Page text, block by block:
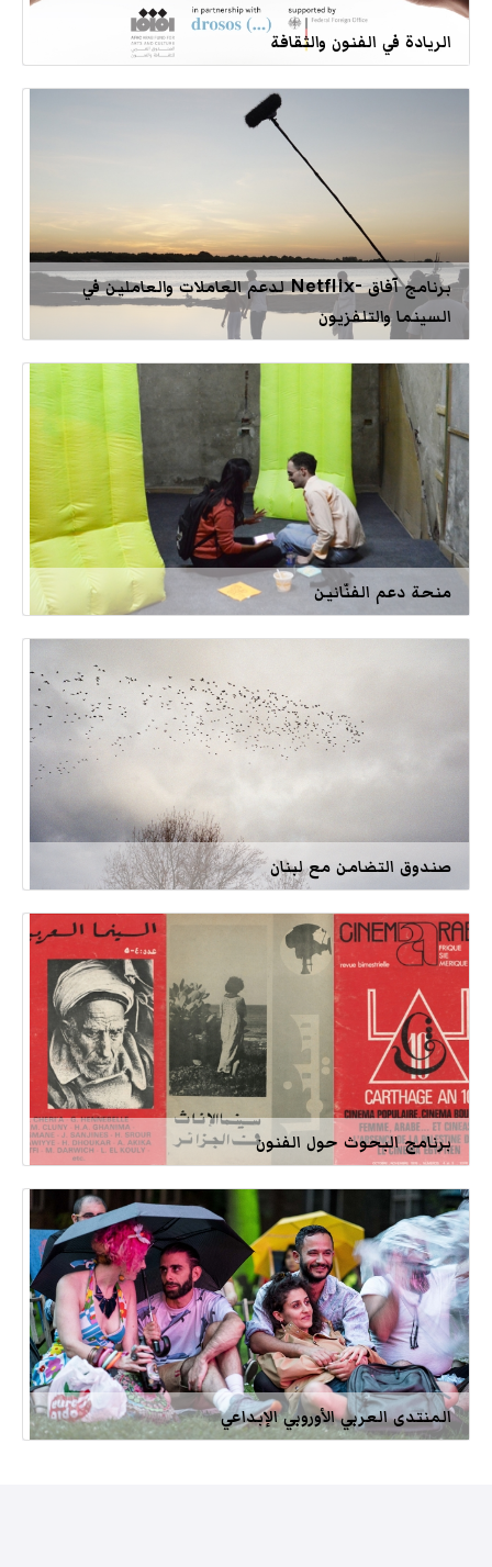
الريادة في الفنون والثقافة
برنامج آفاق -Netflix لدعم العاملات والعاملين في
السينما والتلفزيون
منحة دعم الفنّانين
صندوق التضامن مع لبنان
برنامج البحوث حول الفنون
المنتدى العربي الأوروبي الإبداعي